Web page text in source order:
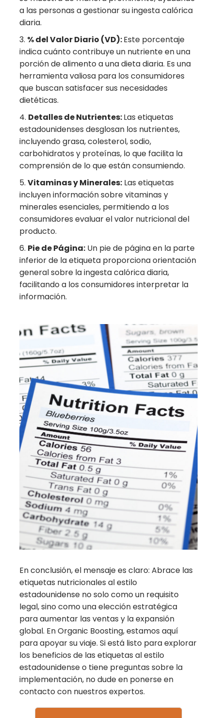
a las personas a gestionar su ingesta calórica
diaria.
% del Valor Diario (VD):Este porcentaje
indica cuánto contribuye un nutriente en una
porción de alimento a una dieta diaria. Es una
herramienta valiosa para los consumidores
que buscan satisfacer sus necesidades
dietéticas.
Detalles de Nutrientes:Las etiquetas
estadounidenses desglosan los nutrientes,
incluyendo grasa, colesterol, sodio,
carbohidratos y proteínas, lo que facilita la
comprensión de lo que están consumiendo.
Vitaminas y Minerales: Las etiquetas
incluyen información sobre vitaminas y
minerales esenciales, permitiendo a los
consumidores evaluar el valor nutricional del
producto.
Pie de Página: Un pie de página en la parte
inferior de la etiqueta proporciona orientación
general sobre la ingesta calórica diaria,
facilitando a los consumidores interpretar la
información.
En conclusión, el mensaje es claro: Abrace las
etiquetas nutricionales al estilo
estadounidense no solo como un requisito
legal, sino como una elección estratégica
para aumentar las ventas y la expansión
global. En Organic Boosting, estamos aquí
para apoyar su viaje. Si está listo para explorar
los beneficios de las etiquetas al estilo
estadounidense o tiene preguntas sobre la
implementación, no dude en ponerse en
contacto con nuestros expertos.